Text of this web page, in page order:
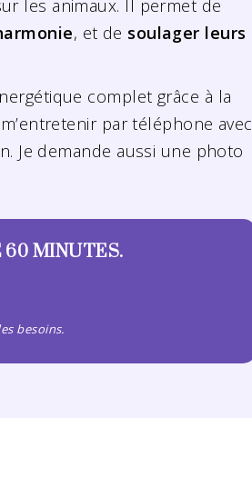
les animaux. Il permet de
, et de soulager leurs
complet grâce à la
par téléphone avec
Je demande aussi une photo
60 MINUTES.
besoins.